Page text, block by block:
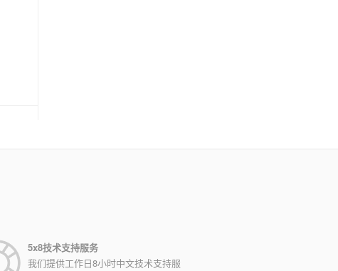
5x8技术支持服务
我们提供工作日8小时中文技术支持服